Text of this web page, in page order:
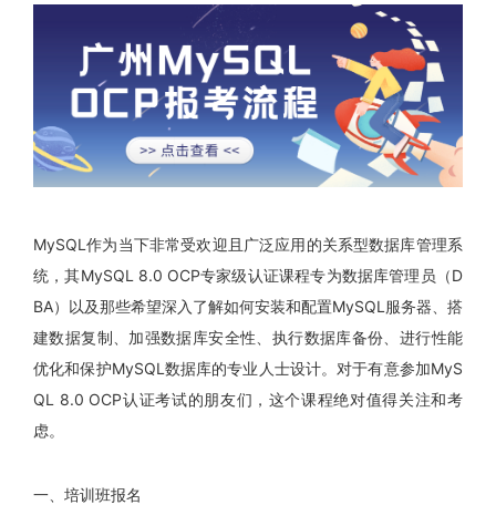
MySQL作为当下非常受欢迎且广泛应用的关系型数据库管理系
统，其MySQL 8.0 OCP专家级认证课程专为数据库管理员（D
BA）以及那些希望深入了解如何安装和配置MySQL服务器、搭
建数据复制、加强数据库安全性、执行数据库备份、进行性能
优化和保护MySQL数据库的专业人士设计。对于有意参加MyS
QL 8.0 OCP认证考试的朋友们，这个课程绝对值得关注和考
虑。
一、培训班报名